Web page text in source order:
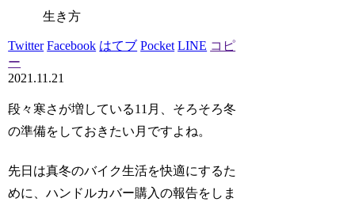
生き方
Twitter Facebook はてブ Pocket LINE コピ
ー
2021.11.21
段々寒さが増している11月、そろそろ冬
の準備をしておきたい月ですよね。
先日は真冬のバイク生活を快適にするた
めに、ハンドルカバー購入の報告をしま